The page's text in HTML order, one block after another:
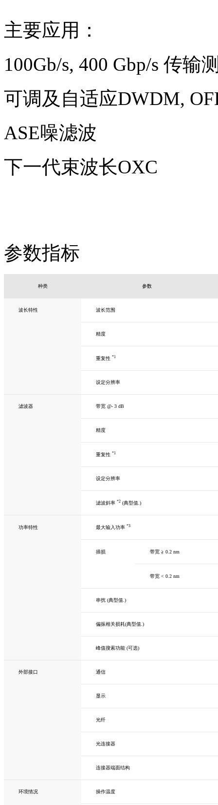
主要应用：
100Gb/s, 400 Gbp/s 传输
可调及自适应DWDM,
ASE噪滤波
下一代束波长OXC
参数指标
种类 参数
波长特性 波长范围
精度
重复性 *1
设定分辨率
滤波器 带宽 @- 3 dB
精度
重复性 *1
设定分辨率
滤波斜率 *2 (典型值.)
功率特性 最大输入功率 *3
插损 带宽 ≧ 0.2 nm
带宽 < 0.2 nm
串扰 (典型值.)
偏振相关损耗(典型值.)
峰值搜索功能 (可选)
外部接口 通信
显示
光纤
光连接器
连接器端面结构
环境情况 操作温度